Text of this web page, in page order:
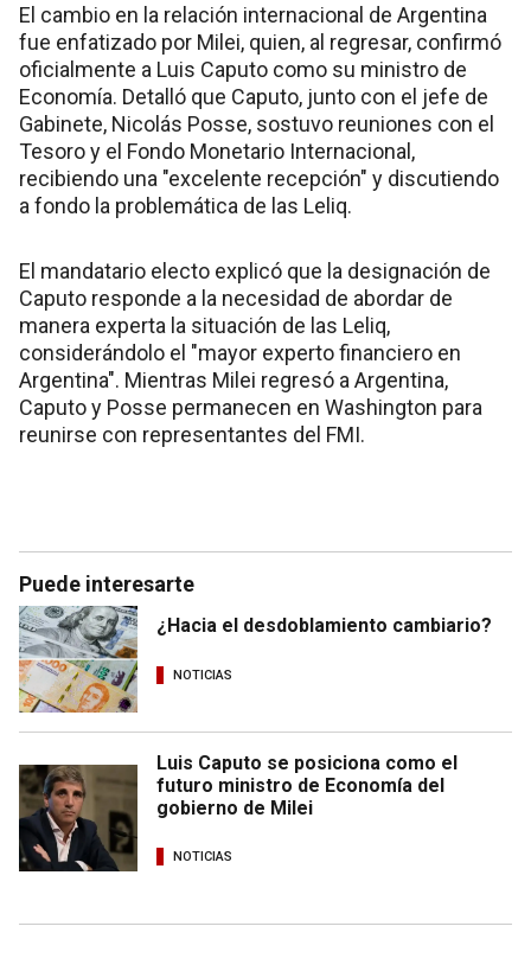
El cambio en la relación internacional de Argentina
fue enfatizado por Milei, quien, al regresar, confirmó
oficialmente a Luis Caputo como su ministro de
Economía. Detalló que Caputo, junto con el jefe de
Gabinete, Nicolás Posse, sostuvo reuniones con el
Tesoro y el Fondo Monetario Internacional,
recibiendo una "excelente recepción" y discutiendo
a fondo la problemática de las Leliq.
El mandatario electo explicó que la designación de
Caputo responde a la necesidad de abordar de
manera experta la situación de las Leliq,
considerándolo el "mayor experto financiero en
Argentina". Mientras Milei regresó a Argentina,
Caputo y Posse permanecen en Washington para
reunirse con representantes del FMI.
Puede interesarte
¿Hacia el desdoblamiento cambiario?
NOTICIAS
Luis Caputo se posiciona como el
futuro ministro de Economía del
gobierno de Milei
NOTICIAS